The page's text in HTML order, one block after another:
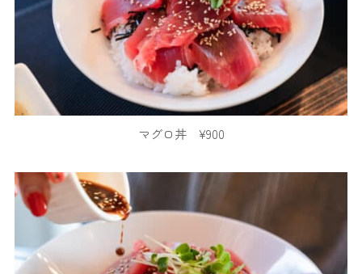
マグロ丼 ¥900